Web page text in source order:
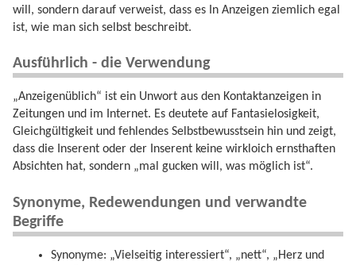
will, sondern darauf verweist, dass es In Anzeigen ziemlich egal
ist, wie man sich selbst beschreibt.
Ausführlich - die Verwendung
„Anzeigenüblich“ ist ein Unwort aus den Kontaktanzeigen in
Zeitungen und im Internet. Es deutete auf Fantasielosigkeit,
Gleichgültigkeit und fehlendes Selbstbewusstsein hin und zeigt,
dass die Inserent oder der Inserent keine wirkloich ernsthaften
Absichten hat, sondern „mal gucken will, was möglich ist“.
Synonyme, Redewendungen und verwandte
Begriffe
Synonyme: „Vielseitig interessiert“, „nett“, „Herz und